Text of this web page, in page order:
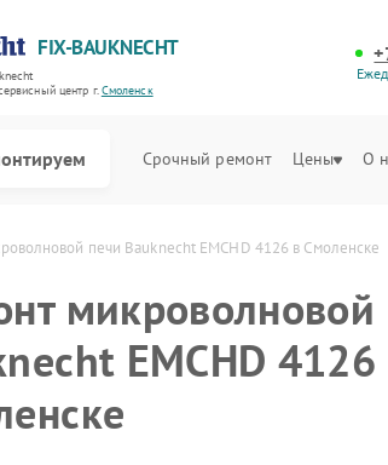
FIX-BAUKNECHT
центр г.Смоленск
Срочный ремонт Цены О
печи Bauknecht EMCHD 4126 в Смоленске
микроволновой
EMCHD 4126